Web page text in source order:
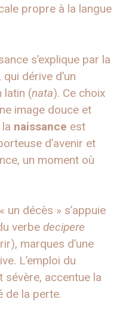
propre à la langue
s’explique par la
dérive d’un
latin (nata). Ce choix
image douce et
naissance est
d’avenir et
un moment où
un décès » s’appuie
verbe decipere
marques d’une
L’emploi du
sévère, accentue la
de la perte.